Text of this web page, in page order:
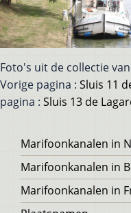
Foto's uit de collectie
Vorige pagina : Sluis 11
pagina : Sluis 13 de
Voet
Marifoonkanalen in
Marifoonkanalen in
Marifoonkanalen in